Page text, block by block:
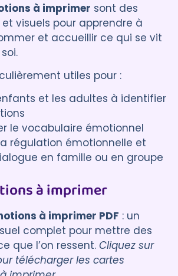
à imprimer sont des
visuels pour apprendre à
et accueillir ce qui se vit
utiles pour :
et les adultes à identifier
le vocabulaire émotionnel
régulation émotionnelle et
en famille ou en groupe
à imprimer
à imprimer PDF : un
complet pour mettre des
que l’on ressent. Cliquez sur
télécharger les cartes